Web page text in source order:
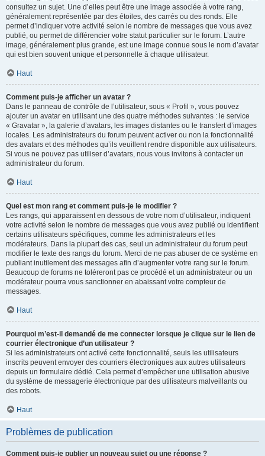
consultez un sujet. Une d’elles peut être une image associée à votre rang,
généralement représentée par des étoiles, des carrés ou des ronds. Elle
permet d’indiquer votre activité selon le nombre de messages que vous avez
publié, ou permet de différencier votre statut particulier sur le forum. L’autre
image, généralement plus grande, est une image connue sous le nom d’avatar
qui est bien souvent unique et personnelle à chaque utilisateur.
Haut
Comment puis-je afficher un avatar ?
Dans le panneau de contrôle de l’utilisateur, sous « Profil », vous pouvez
ajouter un avatar en utilisant une des quatre méthodes suivantes : le service
« Gravatar », la galerie d’avatars, les images distantes ou le transfert d’images
locales. Les administrateurs du forum peuvent activer ou non la fonctionnalité
des avatars et des méthodes qu’ils veuillent rendre disponible aux utilisateurs.
Si vous ne pouvez pas utiliser d’avatars, nous vous invitons à contacter un
administrateur du forum.
Haut
Quel est mon rang et comment puis-je le modifier ?
Les rangs, qui apparaissent en dessous de votre nom d’utilisateur, indiquent
votre activité selon le nombre de messages que vous avez publié ou identifient
certains utilisateurs spécifiques, comme les administrateurs et les
modérateurs. Dans la plupart des cas, seul un administrateur du forum peut
modifier le texte des rangs du forum. Merci de ne pas abuser de ce système en
publiant inutilement des messages afin d’augmenter votre rang sur le forum.
Beaucoup de forums ne toléreront pas ce procédé et un administrateur ou un
modérateur pourra vous sanctionner en abaissant votre compteur de
messages.
Haut
Pourquoi m’est-il demandé de me connecter lorsque je clique sur le lien de
courrier électronique d’un utilisateur ?
Si les administrateurs ont activé cette fonctionnalité, seuls les utilisateurs
inscrits peuvent envoyer des courriers électroniques aux autres utilisateurs
depuis un formulaire dédié. Cela permet d’empêcher une utilisation abusive
du système de messagerie électronique par des utilisateurs malveillants ou
des robots.
Haut
Problèmes de publication
Comment puis-je publier un nouveau sujet ou une réponse ?